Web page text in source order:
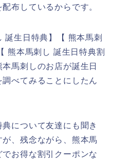
布しているからです。
誕生日特典】【 熊本馬刺
熊本馬刺し 誕生日特典割
馬刺しのお店が誕生日
べてみることにしたん
について友達にも聞き
、残念ながら、熊本馬
お得な割引クーポンな